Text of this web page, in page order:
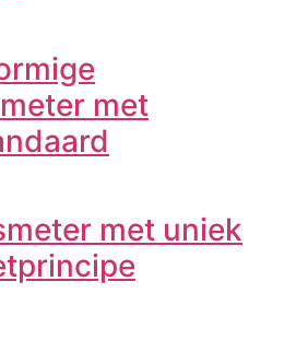
met
met uniek